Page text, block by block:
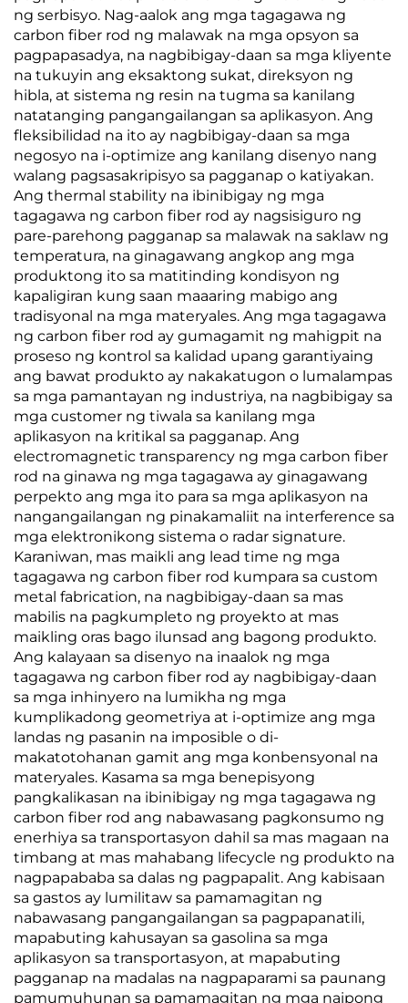
ng serbisyo. Nag-aalok ang mga tagagawa ng
carbon fiber rod ng malawak na mga opsyon sa
pagpapasadya, na nagbibigay-daan sa mga kliyente
na tukuyin ang eksaktong sukat, direksyon ng
hibla, at sistema ng resin na tugma sa kanilang
natatanging pangangailangan sa aplikasyon. Ang
fleksibilidad na ito ay nagbibigay-daan sa mga
negosyo na i-optimize ang kanilang disenyo nang
walang pagsasakripisyo sa pagganap o katiyakan.
Ang thermal stability na ibinibigay ng mga
tagagawa ng carbon fiber rod ay nagsisiguro ng
pare-parehong pagganap sa malawak na saklaw ng
temperatura, na ginagawang angkop ang mga
produktong ito sa matitinding kondisyon ng
kapaligiran kung saan maaaring mabigo ang
tradisyonal na mga materyales. Ang mga tagagawa
ng carbon fiber rod ay gumagamit ng mahigpit na
proseso ng kontrol sa kalidad upang garantiyaing
ang bawat produkto ay nakakatugon o lumalampas
sa mga pamantayan ng industriya, na nagbibigay sa
mga customer ng tiwala sa kanilang mga
aplikasyon na kritikal sa pagganap. Ang
electromagnetic transparency ng mga carbon fiber
rod na ginawa ng mga tagagawa ay ginagawang
perpekto ang mga ito para sa mga aplikasyon na
nangangailangan ng pinakamaliit na interference sa
mga elektronikong sistema o radar signature.
Karaniwan, mas maikli ang lead time ng mga
tagagawa ng carbon fiber rod kumpara sa custom
metal fabrication, na nagbibigay-daan sa mas
mabilis na pagkumpleto ng proyekto at mas
maikling oras bago ilunsad ang bagong produkto.
Ang kalayaan sa disenyo na inaalok ng mga
tagagawa ng carbon fiber rod ay nagbibigay-daan
sa mga inhinyero na lumikha ng mga
kumplikadong geometriya at i-optimize ang mga
landas ng pasanin na imposible o di-
makatotohanan gamit ang mga konbensyonal na
materyales. Kasama sa mga benepisyong
pangkalikasan na ibinibigay ng mga tagagawa ng
carbon fiber rod ang nabawasang pagkonsumo ng
enerhiya sa transportasyon dahil sa mas magaan na
timbang at mas mahabang lifecycle ng produkto na
nagpapababa sa dalas ng pagpapalit. Ang kabisaan
sa gastos ay lumilitaw sa pamamagitan ng
nabawasang pangangailangan sa pagpapanatili,
mapabuting kahusayan sa gasolina sa mga
aplikasyon sa transportasyon, at mapabuting
pagganap na madalas na nagpaparami sa paunang
pamumuhunan sa pamamagitan ng mga naipong